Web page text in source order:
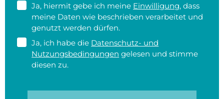
Ja, hiermit gebe ich meine Einwilligung, dass
meine Daten wie beschrieben verarbeitet und
genutzt werden dürfen.
Ja, ich habe die Datenschutz- und
Nutzungsbedingungen gelesen und stimme
diesen zu.